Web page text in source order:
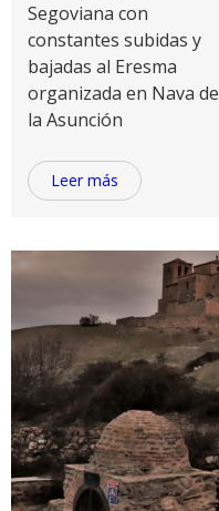
Segoviana con
constantes subidas y
bajadas al Eresma
organizada en Nava de
la Asunción
Leer más